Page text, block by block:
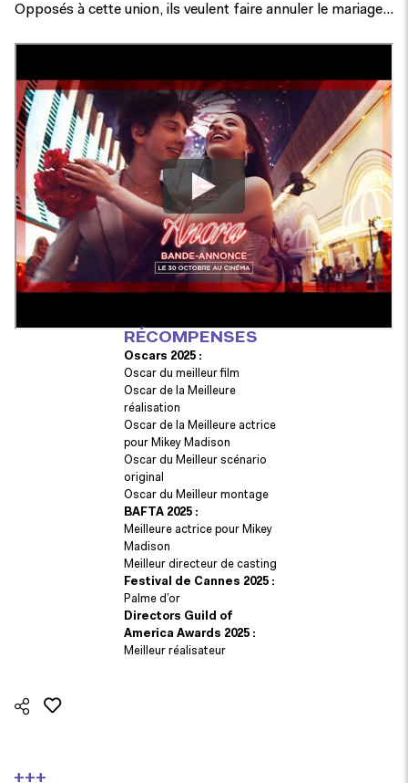
Opposés à cette union, ils veulent faire annuler le mariage…
RÉCOMPENSES
Oscars 2025 :
Oscar du meilleur film
Oscar de la Meilleure
réalisation
Oscar de la Meilleure actrice
pour Mikey Madison
Oscar du Meilleur scénario
original
Oscar du Meilleur montage
BAFTA 2025 :
Meilleure actrice pour Mikey
Madison
Meilleur directeur de casting
Festival de Cannes 2025 :
Palme d’or
Directors Guild of
America Awards 2025 :
Meilleur réalisateur
+++